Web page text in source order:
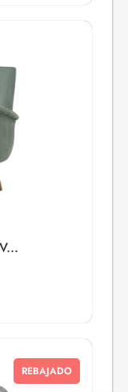
REBAJADO